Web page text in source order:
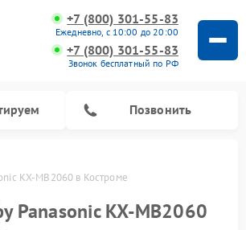
+7 (800) 301-55-83
Ежедневно, с 10:00 до 20:00
+7 (800) 301-55-83
Звонок бесплатный по РФ
Позвонить
KX-MB2060 в Костроме
Panasonic KX-MB2060